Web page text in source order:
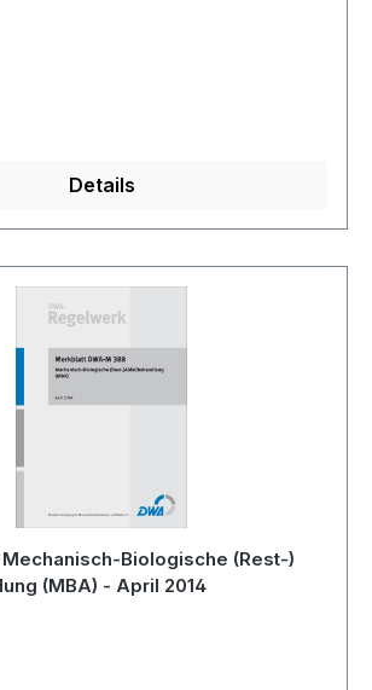
Details
Biologische (Rest-)
(MBA) - April 2014